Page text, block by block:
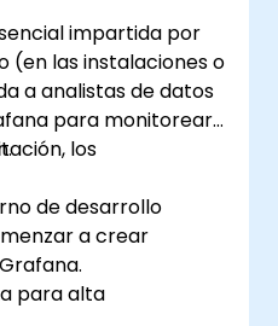
impartida por
(en las instalaciones o
a analistas de datos
para monitorear
los
de desarrollo
a crear
para alta